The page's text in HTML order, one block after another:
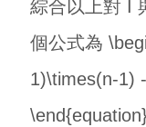
綜合以上對 I
個公式為
1)\times(n-1)